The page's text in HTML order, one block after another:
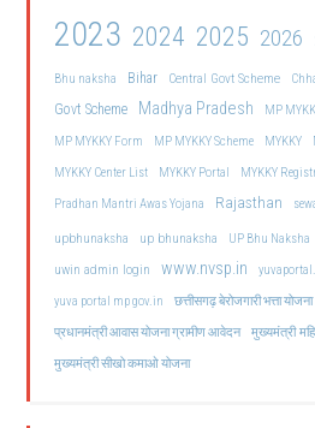
2023 2024 2025 2026
Bhu naksha Bihar Central Govt Scheme
Govt Scheme Madhya Pradesh
MP
MP MYKKY Form
MP MYKKY Scheme MYKKY
MYKKY Center List
MYKKY Portal MYKKY
Pradhan Mantri Awas Yojana
Rajasthan
upbhunaksha up bhunaksha UP Bhu Naksha
uwin admin login www.nvsp.in
yuva portal mp gov.in
छत्तीसगढ़ बेरोजगारी भत्ता योजना
प्रधानमंत्री आवास योजना ग्रामीण आवेदन मुख्यमंत्री
मुख्यमंत्री सीखो कमाओ योजना